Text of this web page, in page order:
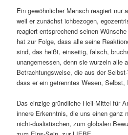
Ein gewöhnlicher Mensch reagiert nur
weil er zunächst ichbezogen,
reagiert entsprechend seinen
hat zur Folge, dass alle seine
sind, das heißt, einseitig, falsch,
unangemessen, denn sie wurzeln alle
Betrachtungsweise, die aus der
dass er ein getrenntes Wesen, Selbst,
Das einzige gründliche Heil-Mittel für
innere Erkenntnis, die uns einen ganz
nicht-dualistischen, zum globalen